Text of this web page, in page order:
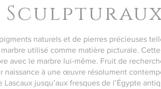
naturels et de pierres précieuses
utilisé comme matière picturale.
avec le marbre lui-même. Fruit de
naissance à une œuvre résolument
jusqu’aux fresques de l’Égypte